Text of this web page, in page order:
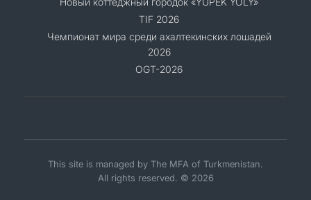
TIF 2026
Чемпионат мира среди ахалтекинских лошадей
2026
OGT-2026
This site is managed by The MFA of Turkmenistan.
All rights reserved. © 2026